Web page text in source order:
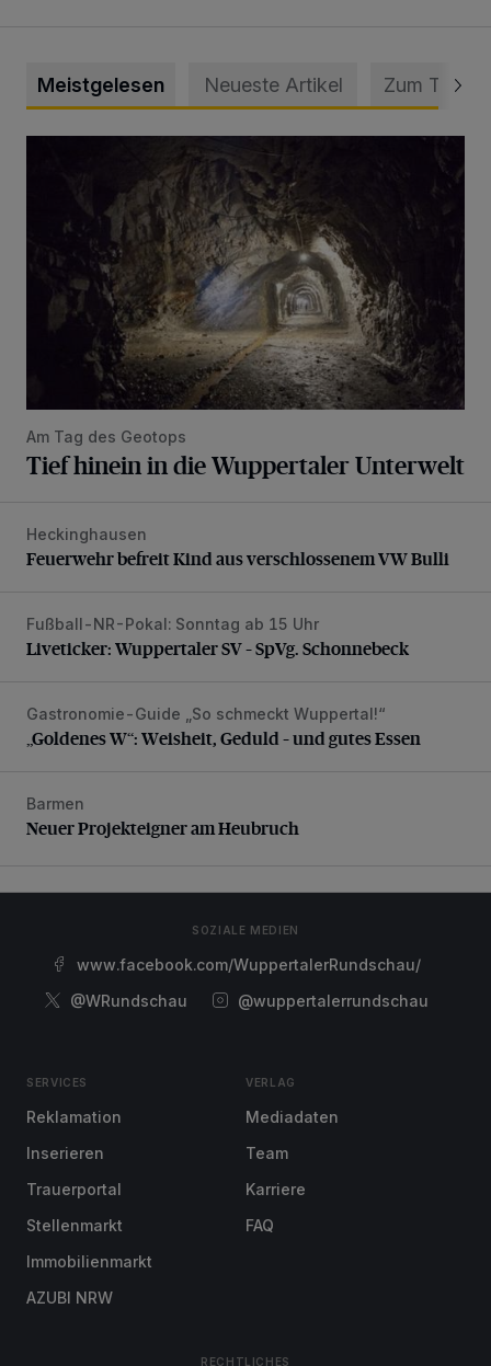
Meistgelesen Neueste Artikel Zum Thema
Am Tag des Geotops
Tief hinein in die Wuppertaler Unterwelt
Feuerwehr befreit Kind aus verschlossenem VW Bulli
Heckinghausen
Feuerwehr befreit Kind aus verschlossenem VW Bulli
Liveticker: Wuppertaler SV – SpVg. Schonnebeck
Fußball-NR-Pokal: Sonntag ab 15 Uhr
Liveticker: Wuppertaler SV – SpVg. Schonnebeck
„Goldenes W“: Weisheit, Geduld – und gutes Essen
Gastronomie-Guide „So schmeckt Wuppertal!“
„Goldenes W“: Weisheit, Geduld – und gutes Essen
Neuer Projekteigner am Heubruch
Barmen
Neuer Projekteigner am Heubruch
SOZIALE MEDIEN
www.facebook.com/WuppertalerRundschau/
@WRundschau
@wuppertalerrundschau
SERVICES
Reklamation
Inserieren
Trauerportal
Stellenmarkt
Immobilienmarkt
AZUBI NRW
VERLAG
Mediadaten
Team
Karriere
FAQ
RECHTLICHES